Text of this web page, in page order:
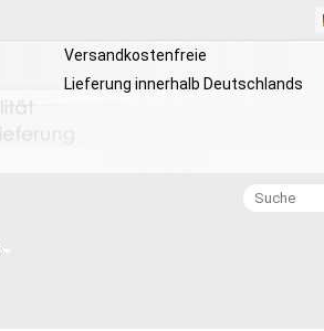
Versandkostenfreie
Lieferung innerhalb Deutschlands